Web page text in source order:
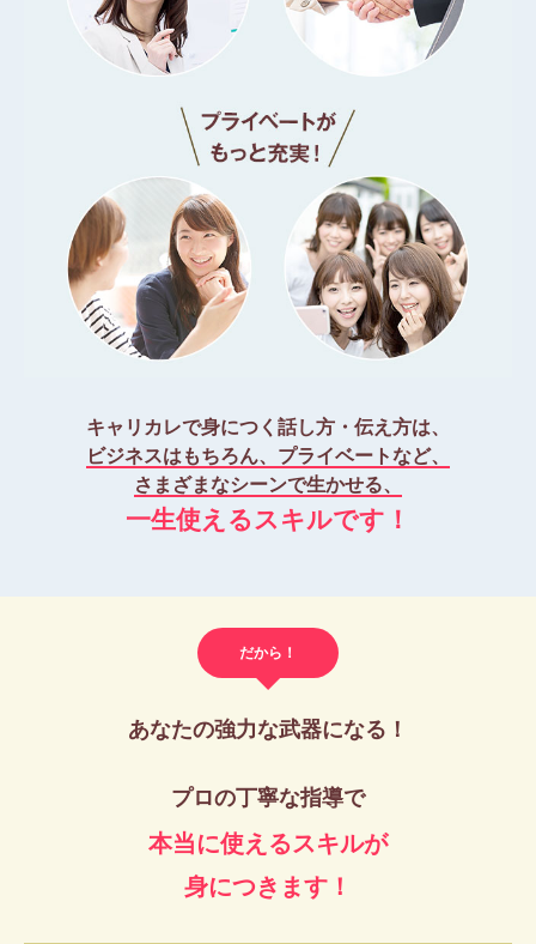
キャリカレで身につく話し方・伝え方は、
ビジネスはもちろん、プライベートなど、
さまざまなシーンで生かせる、
一生使えるスキルです！
だから！
あなたの強力な武器になる！
プロの丁寧な指導で
本当に使えるスキルが
身につきます！